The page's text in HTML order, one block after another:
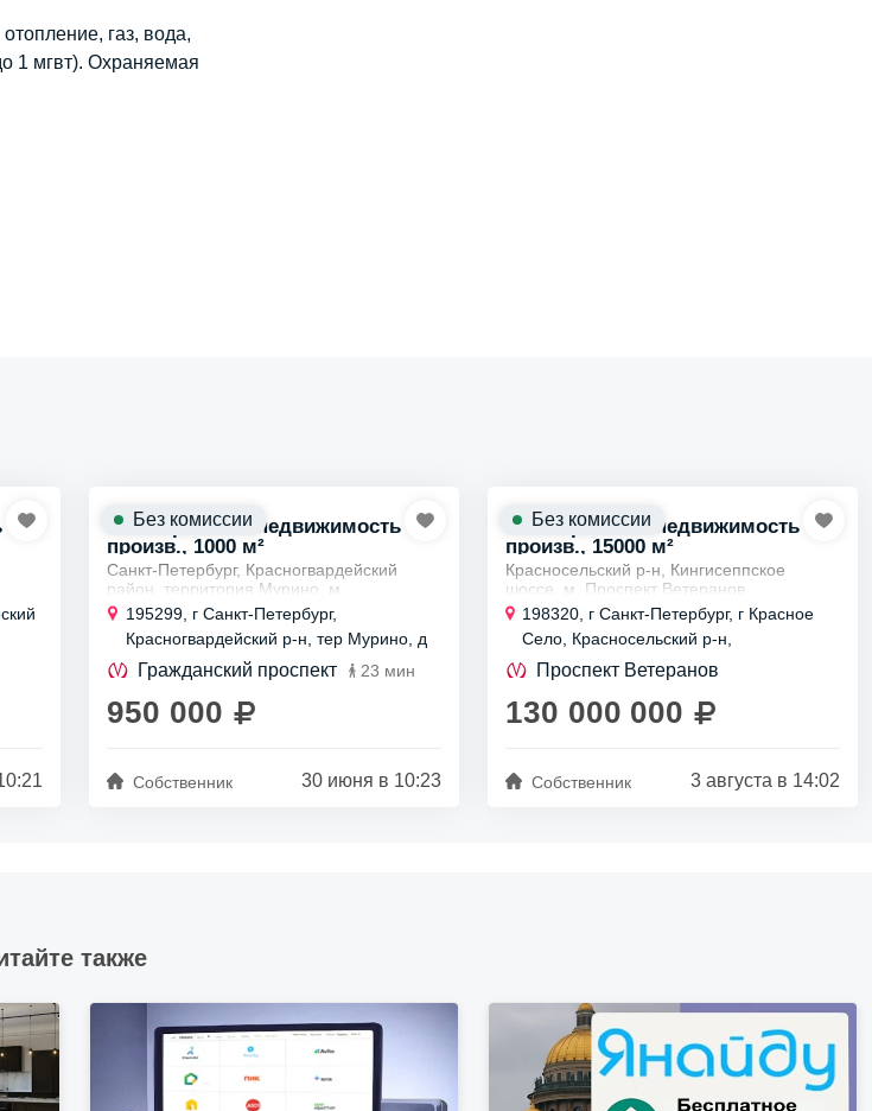
газ, вода,
1 мгвт). Охраняемая
с
Коммерческая недвижимость
произв., 1000 м²
Санкт-Петербург, Красногвардейский
район, территория Мурино, м.
Гражданский проспект
Аренда производственно-складского
комплекса от 1000 м2 до 2500 м2 c кран-
балками...
195299, г Санкт-Петербург,
Красногвардейский р-н, тер Мурино, д
7 стр 2
Гражданский проспект 23 мин
950 000
Собственник 30 июня в 10:23
Без комиссии
Коммерческая недвижимость
произв., 15000 м²
Красносельский р-н, Кингисеппское
шоссе, м. Проспект Ветеранов
Продажа производственно-складского
комплекса 15000 кв м на участке земли
2,5 ГА.
Продается строящейся...
198320, г Санкт-Петербург, г Красное
Село, Красносельский р-н,
Кингисеппское шоссе, д 4
Проспект Ветеранов
130 000 000
Собственник 3 августа в 14:02
Без комиссии
также